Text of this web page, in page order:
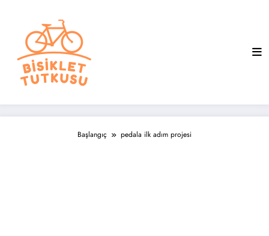
Başlangıç pedala ilk adım projesi